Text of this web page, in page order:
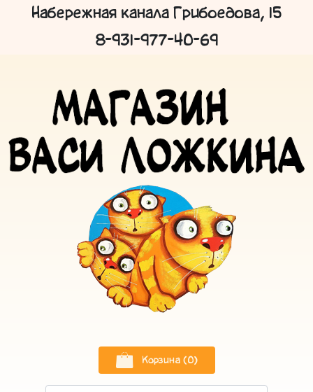
Набережная канала Грибоедова, 15
8-931-977-40-69
Корзина (0)